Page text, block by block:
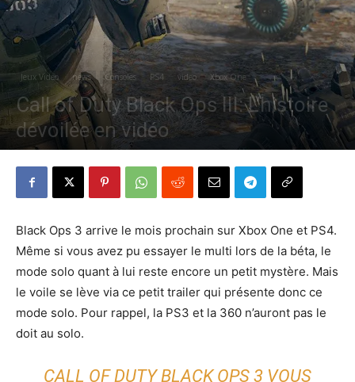
Jeux Video news Consoles PS4 video Xbox One
Call of Duty Black Ops III: L’histoire
dévoilée en vidéo
Black Ops 3 arrive le mois prochain sur Xbox One et PS4.
Même si vous avez pu essayer le multi lors de la béta, le
mode solo quant à lui reste encore un petit mystère. Mais
le voile se lève via ce petit trailer qui présente donc ce
mode solo. Pour rappel, la PS3 et la 360 n’auront pas le
doit au solo.
CALL OF DUTY BLACK OPS 3 VOUS